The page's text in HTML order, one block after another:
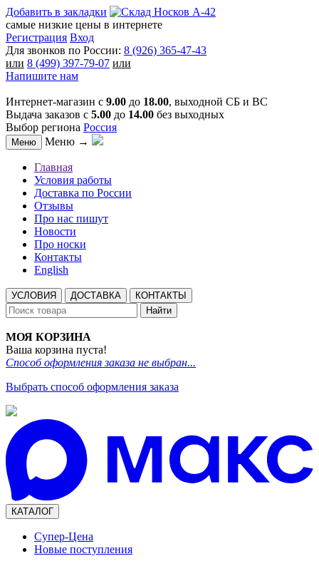
Добавить в закладки
самые низкие цены в интернете
Регистрация Вход
Для звонков по России: 8 (926) 365-47-43
или 8 (499) 397-79-07 или
Напишите нам
Интернет-магазин с 9.00 до 18.00, выходной СБ и ВС
Выдача заказов с 5.00 до 14.00 без выходных
Выбор региона Россия
Меню Меню →
Главная
Условия работы
Доставка по России
Отзывы
Про нас пишут
Новости
Про носки
Контакты
English
УСЛОВИЯ ДОСТАВКА
КОНТАКТЫ
Найти
МОЯ КОРЗИНА
Ваша корзина пуста!
Способ оформления заказа не выбран...
Выбрать способ оформления заказа
КАТАЛОГ
Супер-Цена
Новые поступления